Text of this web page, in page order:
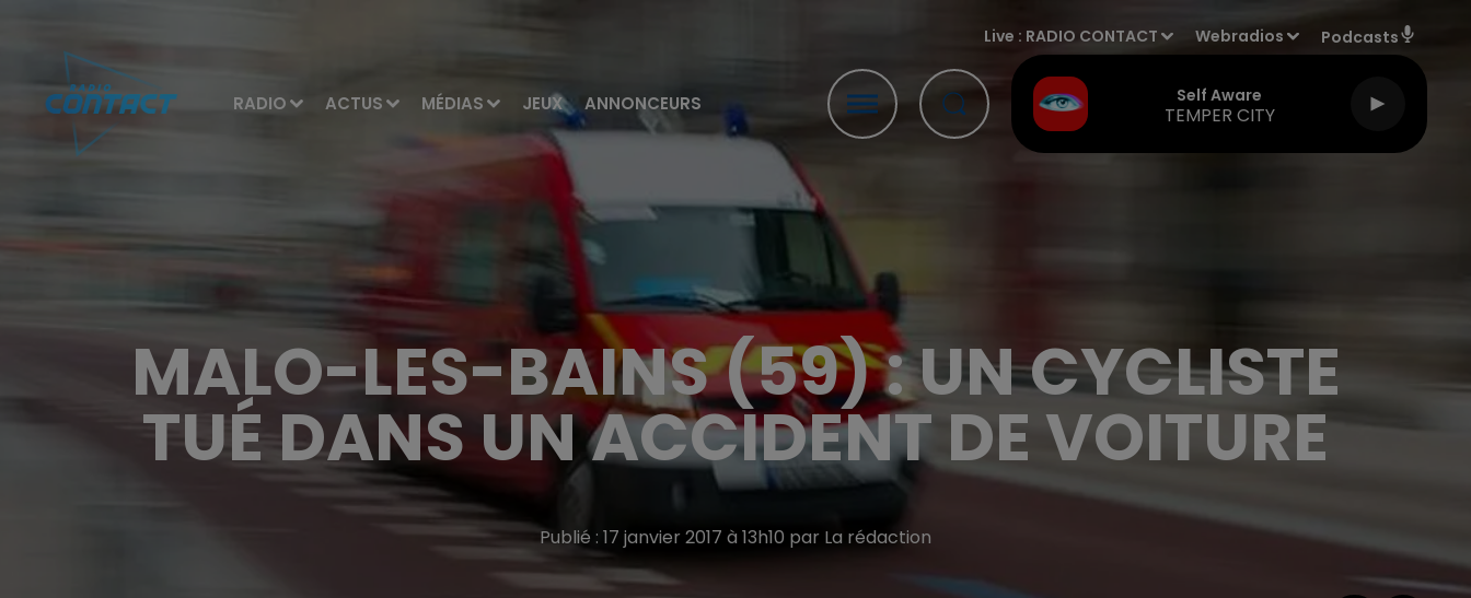
RADIO ACTUS MÉDIAS JEUX ANNONCEURS
Live : RADIO CONTACT Webradios Podcasts
Self Aware
TEMPER CITY
MALO-LES-BAINS (59) : UN CYCLISTE
TUÉ DANS UN ACCIDENT DE VOITURE
Publié : 17 janvier 2017 à 13h10 par La rédaction